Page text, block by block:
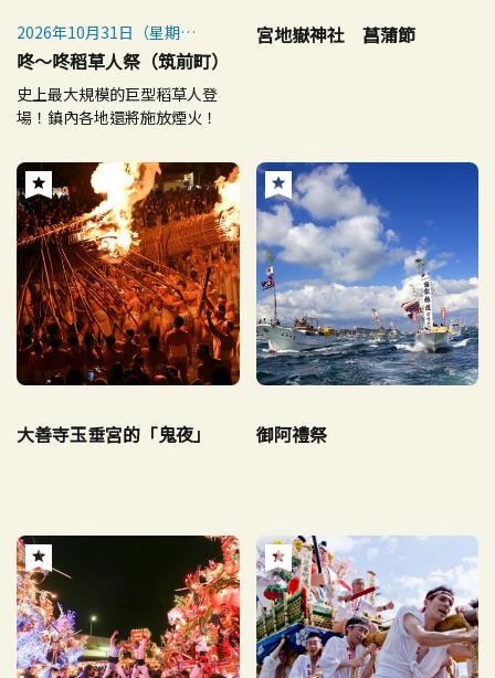
2026年10月31日（星期
六）：前夜祭
本祭
咚～咚稻草人祭（筑前町）
史上最大規模的巨型稻草人登
場！鎮內各地還將施放煙火！
宮地嶽神社 菖蒲節
大善寺玉垂宮的「鬼夜」 御阿禮祭